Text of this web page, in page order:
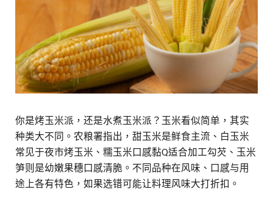
你是烤玉米派，还是水煮玉米派？玉米看似简单，其实
种类大不同。农粮署指出，甜玉米是鲜食主流、白玉米
常见于夜市烤玉米、糯玉米口感黏Q适合加工勾芡、玉米
笋则是幼嫩果穗口感清脆。不同品种在风味、口感与用
途上各有特色，如果选错可能让料理风味大打折扣。